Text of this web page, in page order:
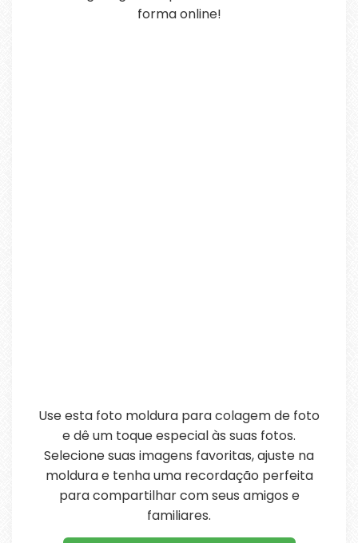
forma online!
Use esta foto moldura para colagem de foto
e dê um toque especial às suas fotos.
Selecione suas imagens favoritas, ajuste na
moldura e tenha uma recordação perfeita
para compartilhar com seus amigos e
familiares.